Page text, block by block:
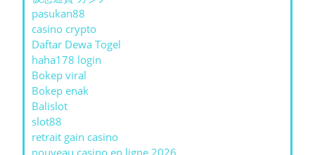
pasukan88
casino crypto
Daftar Dewa Togel
haha178 login
Bokep viral
Bokep enak
Balislot
slot88
retrait gain casino